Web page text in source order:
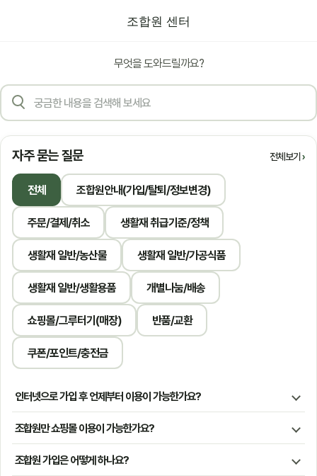
조합원 센터
무엇을 도와드릴까요?
자주 묻는 질문 전체보기
전체 조합원안내(가입/탈퇴/정보변경)
주문/결제/취소 생활재 취급기준/정책
생활재 일반/농산물 생활재 일반/가공식품
생활재 일반/생활용품 개별나눔/배송
쇼핑몰/그루터기(매장) 반품/교환
쿠폰/포인트/충전금
인터넷으로 가입 후 언제부터 이용이 가능한가요?
조합원만 쇼핑몰 이용이 가능한가요?
조합원 가입은 어떻게 하나요?